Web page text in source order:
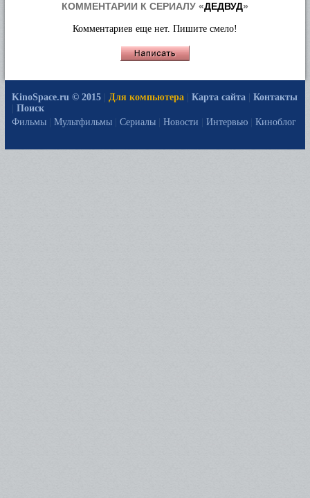
КОММЕНТАРИИ К СЕРИАЛУ «ДЕДВУД»
Комментариев еще нет. Пишите смело!
KinoSpace.ru © 2015 Для компьютера Карта сайта
Контакты
Поиск
Фильмы
Мультфильмы Сериалы Новости Интервью Киноблог